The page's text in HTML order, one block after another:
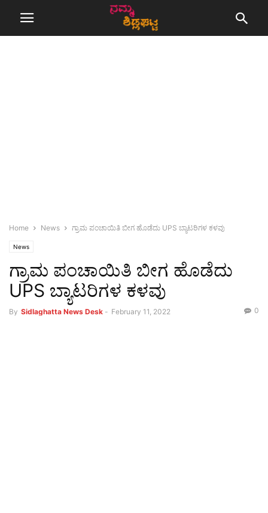
Home News ಗ್ರಾಮ ಪಂಚಾಯಿತಿ ಬೀಗ ಹೊಡೆದು UPS ಬ್ಯಾಟರಿಗಳ ಕಳವು
News
ಗ್ರಾಮ ಪಂಚಾಯಿತಿ ಬೀಗ ಹೊಡೆದು
UPS ಬ್ಯಾಟರಿಗಳ ಕಳವು
By Sidlaghatta News Desk - February 11, 2022 0